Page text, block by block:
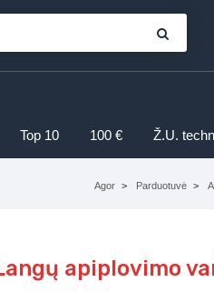
Top 10 100 € Ž.U.
Agor Parduotuvė
apiplovimo